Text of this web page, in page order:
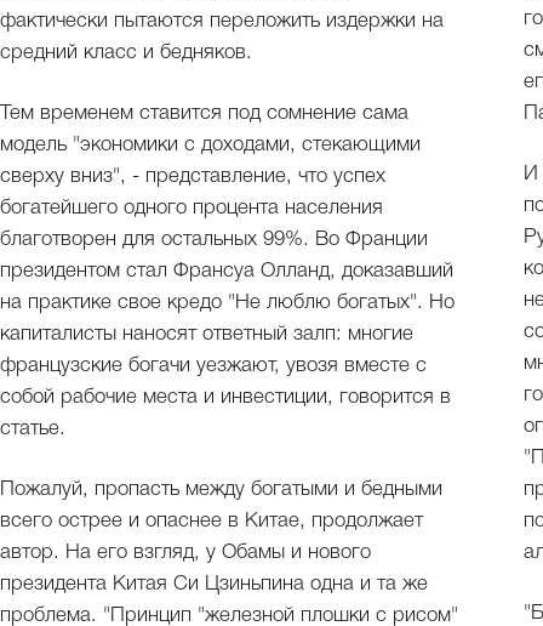
фактически пытаются переложить издержки на
средний класс и бедняков.
Тем временем ставится под сомнение сама
модель "экономики с доходами, стекающими
сверху вниз", - представление, что успех
богатейшего одного процента населения
благотворен для остальных 99%. Во Франции
президентом стал Франсуа Олланд, доказавший
на практике свое кредо "Не люблю богатых". Но
капиталисты наносят ответный залп: многие
французские богачи уезжают, увозя вместе с
собой рабочие места и инвестиции, говорится в
статье.
Пожалуй, пропасть между богатыми и бедными
всего острее и опаснее в Китае, продолжает
автор. На его взгляд, у Обамы и нового
президента Китая Си Цзиньпина одна и та же
проблема. "Принцип "железной плошки с рисом"
И